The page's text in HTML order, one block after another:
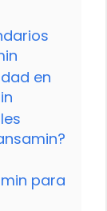
en
para